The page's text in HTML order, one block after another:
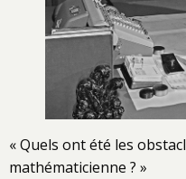
« Quels ont été les
mathématicienne ? »